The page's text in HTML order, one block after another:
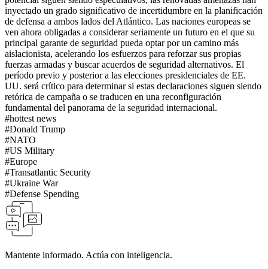
inyectado un grado significativo de incertidumbre en la planificación
de defensa a ambos lados del Atlántico. Las naciones europeas se
ven ahora obligadas a considerar seriamente un futuro en el que su
principal garante de seguridad pueda optar por un camino más
aislacionista, acelerando los esfuerzos para reforzar sus propias
fuerzas armadas y buscar acuerdos de seguridad alternativos. El
período previo y posterior a las elecciones presidenciales de EE.
UU. será crítico para determinar si estas declaraciones siguen siendo
retórica de campaña o se traducen en una reconfiguración
fundamental del panorama de la seguridad internacional.
#hottest news
#Donald Trump
#NATO
#US Military
#Europe
#Transatlantic Security
#Ukraine War
#Defense Spending
Mantente informado. Actúa con inteligencia.